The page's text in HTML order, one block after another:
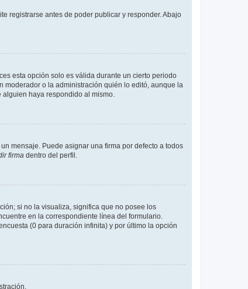
registrarse antes de poder publicar y responder. Abajo
esta opción solo es válida durante un cierto periodo
moderador o la administración quién lo editó, aunque la
haya respondido al mismo.
mensaje. Puede asignar una firma por defecto a todos
firma dentro del perfil.
si no la visualiza, significa que no posee los
en la correspondiente línea del formulario.
(0 para duración infinita) y por último la opción